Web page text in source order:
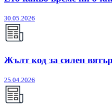
30.05.2026
Жълт код за силен
25.04.2026